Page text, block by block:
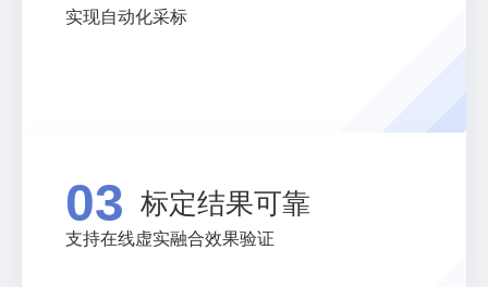
实现自动化采标
03 标定结果可靠
支持在线虚实融合效果验证